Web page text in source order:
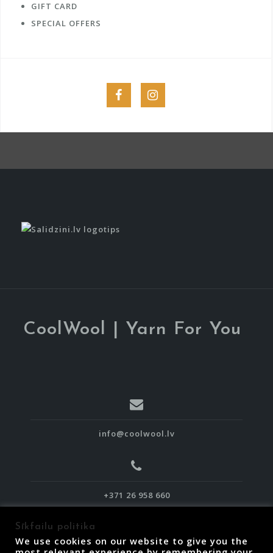
GIFT CARD
SPECIAL OFFERS
CoolWool | Yarn For You
info@coolwool.lv
+371 26 958 660
Sīkfailu politika
We use cookies on our website to give you the